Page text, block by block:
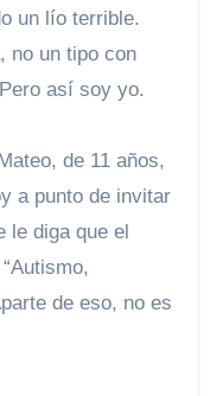
un lío terrible.
no un tipo con
así soy yo.
de 11 años,
a punto de invitar
le diga que el
de eso, no es